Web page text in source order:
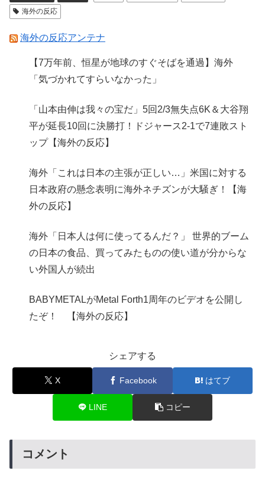
海外の反応
海外の反応アンテナ
【7万年前、恒星が地球のすぐそばを通過】海外
「気づかれてすらいなかった」
「山本由伸は我々の宝だ」5回2/3無失点6K＆大谷翔
平が延長10回に決勝打！ドジャース2-1で7連敗スト
ップ【海外の反応】
海外「これは日本の主張が正しい…」米国に対する
日本政府の懸念表明に海外ネチズンが大騒ぎ！【海
外の反応】
海外「日本人は何に使ってるんだ？」 世界的ブーム
の日本の食品、買ってみたものの使い道が分からな
い外国人が続出
BABYMETALがMetal Forth1周年のビデオを公開し
たぞ！ 【海外の反応】
シェアする
X Facebook はてブ
LINE コピー
コメント